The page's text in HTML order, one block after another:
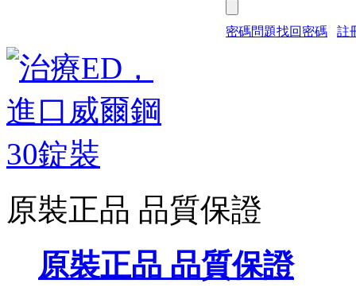
密碼問題找回密碼 註
原裝正品 品質保證
原裝正品 品質保證